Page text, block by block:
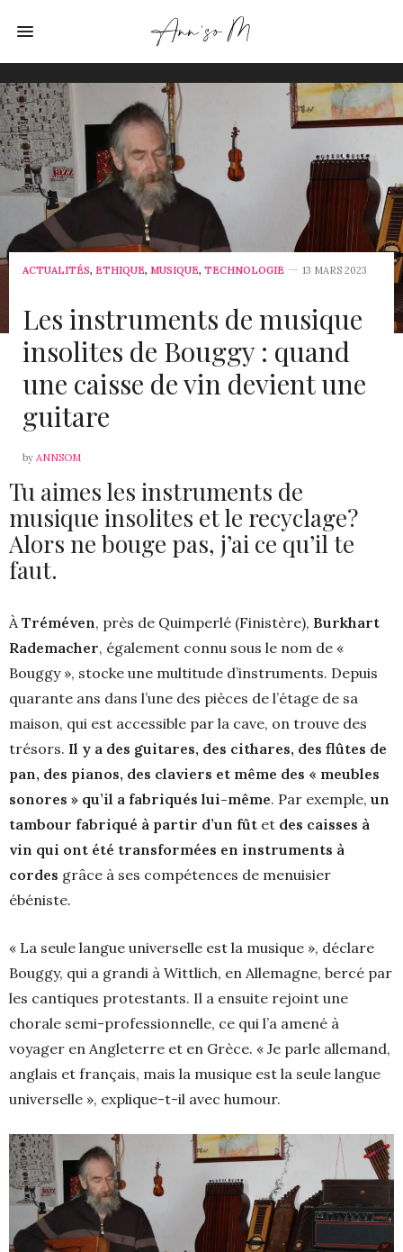
ACTUALITÉS, ETHIQUE, MUSIQUE, TECHNOLOGIE 13 MARS 2023
Les instruments de musique
insolites de Bouggy : quand
une caisse de vin devient une
guitare
by ANNSOM
Tu aimes les instruments de
musique insolites et le recyclage?
Alors ne bouge pas, j’ai ce qu’il te
faut.
ÀTréméven, près de Quimperlé (Finistère), Burkhart
Rademacher, également connu sous le nom de «
Bouggy », stocke une multitude d’instruments. Depuis
quarante ans dans l’une des pièces de l’étage de sa
maison, qui est accessible par la cave, on trouve des
trésors. Il y a des guitares, des cithares, des flûtes de
pan, des pianos, des claviers et même des « meubles
sonores » qu’il a fabriqués lui-même. Par exemple, un
tambour fabriqué à partir d’un fût et des caisses à
vin qui ont été transformées en instruments à
cordes grâce à ses compétences de menuisier
ébéniste.
« La seule langue universelle est la musique », déclare
Bouggy, qui a grandi à Wittlich, en Allemagne, bercé par
les cantiques protestants. Il a ensuite rejoint une
chorale semi-professionnelle, ce qui l’a amené à
voyager en Angleterre et en Grèce. « Je parle allemand,
anglais et français, mais la musique est la seule langue
universelle », explique-t-il avec humour.